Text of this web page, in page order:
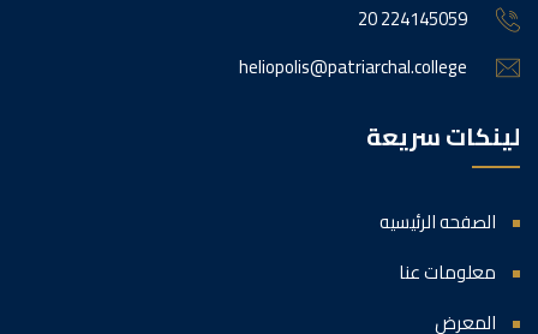
20 224145059
heliopolis@patriarchal.college
لينكات سريعة
الصفحه الرئيسيه
معلومات عنا
المعرض